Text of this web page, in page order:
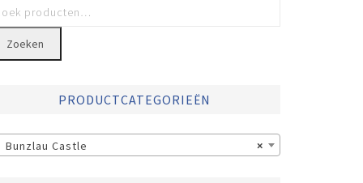
Zoeken
PRODUCTCATEGORIEËN
×
Castle